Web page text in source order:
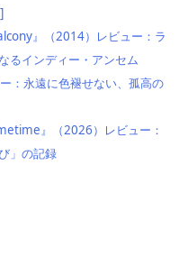
』（2014）レビュー：ラ
るインディー・アンセム
：永遠に色褪せない、孤高の
』（2026）レビュー：
」の記録